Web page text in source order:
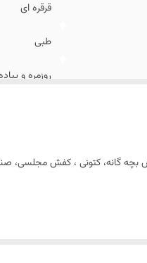
قرقره ای
طبی
روزمره و
بچه گانه، کتونی ، کفش مجلسی،